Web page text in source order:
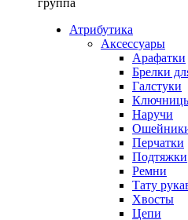
Атрибутика
Аксессуары
Арафатки
Брелки
Галстуки
Наручи
Перчатки
Подтяжки
Ремни
Тату
Хвосты
Цепи